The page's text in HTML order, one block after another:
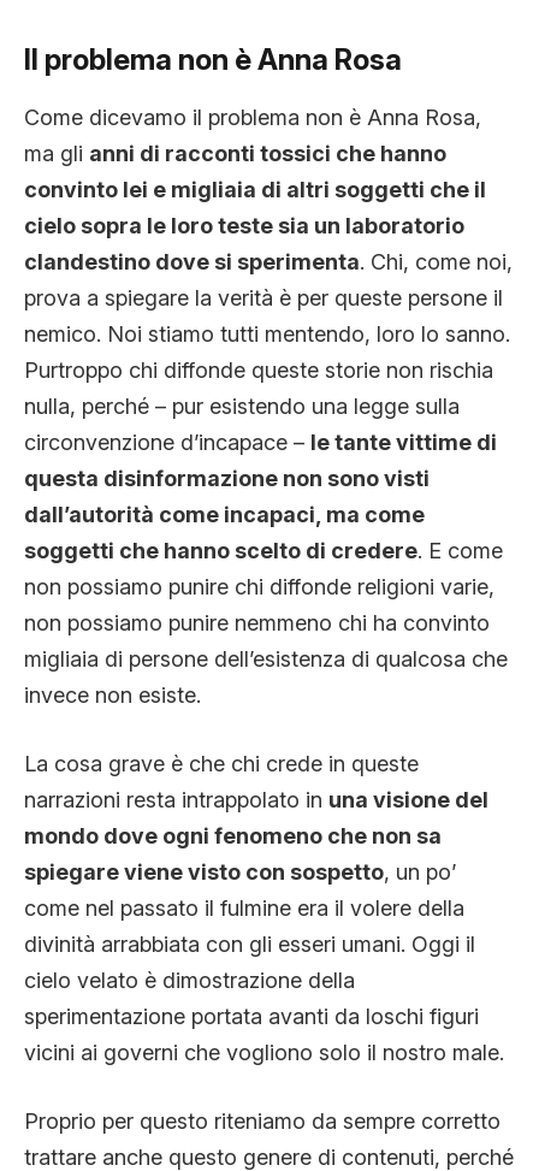
Il problema non è Anna Rosa
Come dicevamo il problema non è Anna Rosa,
ma gli anni di racconti tossici che hanno
convinto lei e migliaia di altri soggetti che il
cielo sopra le loro teste sia un laboratorio
clandestino dove si sperimenta. Chi, come noi,
prova a spiegare la verità è per queste persone il
nemico. Noi stiamo tutti mentendo, loro lo sanno.
Purtroppo chi diffonde queste storie non rischia
nulla, perché – pur esistendo una legge sulla
circonvenzione d’incapace – le tante vittime di
questa disinformazione non sono visti
dall’autorità come incapaci, ma come
soggetti che hanno scelto di credere. E come
non possiamo punire chi diffonde religioni varie,
non possiamo punire nemmeno chi ha convinto
migliaia di persone dell’esistenza di qualcosa che
invece non esiste.
La cosa grave è che chi crede in queste
narrazioni resta intrappolato in una visione del
mondo dove ogni fenomeno che non sa
spiegare viene visto con sospetto, un po’
come nel passato il fulmine era il volere della
divinità arrabbiata con gli esseri umani. Oggi il
cielo velato è dimostrazione della
sperimentazione portata avanti da loschi figuri
vicini ai governi che vogliono solo il nostro male.
Proprio per questo riteniamo da sempre corretto
trattare anche questo genere di contenuti, perché